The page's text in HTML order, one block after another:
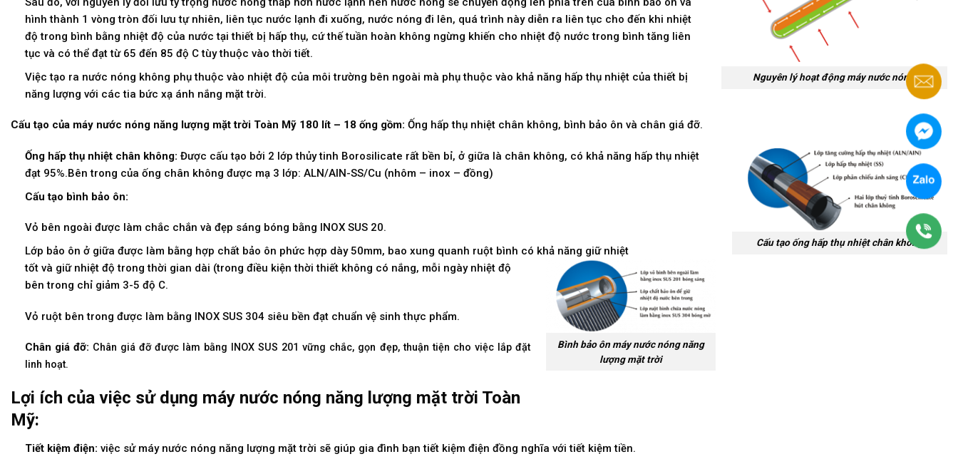
Nguyên lý hoạt động máy nước nóng
hình thành 1 vòng tròn đối lưu tự nhiên, liên tục nước lạnh đi xuống, nước nóng đi lên, quá trình này diễn ra liên tục cho đến khi nhiệt
độ trong bình bằng nhiệt độ của nước tại thiết bị hấp thụ, cứ thế tuần hoàn không ngừng khiến cho nhiệt độ nước trong bình tăng liên
tục và có thể đạt từ 65 đến 85 độ C tùy thuộc vào thời tiết.
Việc tạo ra nước nóng không phụ thuộc vào nhiệt độ của môi trường bên ngoài mà phụ thuộc vào khả năng hấp thụ nhiệt của thiết bị
năng lượng với các tia bức xạ ánh nắng mặt trời.
Cấu tạo của máy nước nóng năng lượng mặt trời Toàn Mỹ 180 lít – 18 ống gồm: Ống hấp thụ nhiệt chân không, bình bảo ôn và chân giá đỡ.
Cấu tạo ống hấp thụ nhiệt chân không
Ống hấp thụ nhiệt chân không: Được cấu tạo bởi 2 lớp thủy tinh Borosilicate rất bền bỉ, ở giữa là chân không, có khả năng hấp thụ nhiệt
đạt 95%.Bên trong của ống chân không được mạ 3 lớp: ALN/AIN-SS/Cu (nhôm – inox – đồng)
Cấu tạo bình bảo ôn:
Vỏ bên ngoài được làm chắc chắn và đẹp sáng bóng bằng INOX SUS 20.
Lớp bảo ôn ở giữa được làm bằng hợp chất bảo ôn phức hợp dày 50mm, bao xung quanh ruột bình có khả năng giữ nhiệt
Bình bảo ôn máy nước nóng năng
lượng mặt trời
tốt và giữ nhiệt độ trong thời gian dài (trong điều kiện thời thiết không có nắng, mỗi ngày nhiệt độ
bên trong chỉ giảm 3-5 độ C.
Vỏ ruột bên trong được làm bằng INOX SUS 304 siêu bền đạt chuẩn vệ sinh thực phẩm.
Chân giá đỡ: Chân giá đỡ được làm bằng INOX SUS 201 vững chắc, gọn đẹp, thuận tiện cho việc lắp đặt
linh hoạt.
Lợi ích của việc sử dụng máy nước nóng năng lượng mặt trời Toàn
Mỹ:
Tiết kiệm điện: việc sử máy nước nóng năng lượng mặt trời sẽ giúp gia đình bạn tiết kiệm điện đồng nghĩa với tiết kiệm tiền.